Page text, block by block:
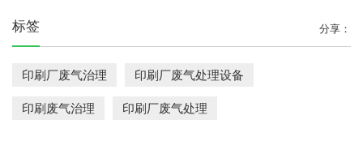
标签 分享：
印刷厂废气治理 印刷厂废气处理设备
印刷废气治理 印刷厂废气处理